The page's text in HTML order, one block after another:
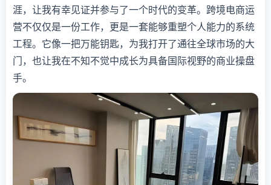
涯，让我有幸见证并参与了一个时代的变革。跨境电商运
营不仅仅是一份工作，更是一套能够重塑个人能力的系统
工程。它像一把万能钥匙，为我打开了通往全球市场的大
门，也让我在不知不觉中成长为具备国际视野的商业操盘
手。